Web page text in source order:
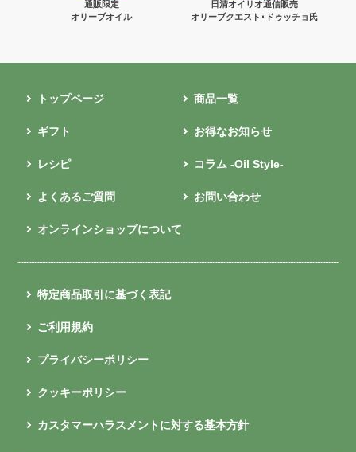
通販限定
オリーブオイル
日清オイリオ通信販売
オリーブクエスト･ドゥッチョ氏
トップページ 商品一覧
ギフト お得なお知らせ
レシピ コラム -Oil Style-
よくあるご質問 お問い合わせ
オンラインショップについて
特定商品取引に基づく表記
ご利用規約
プライバシーポリシー
クッキーポリシー
カスタマーハラスメントに対する基本方針